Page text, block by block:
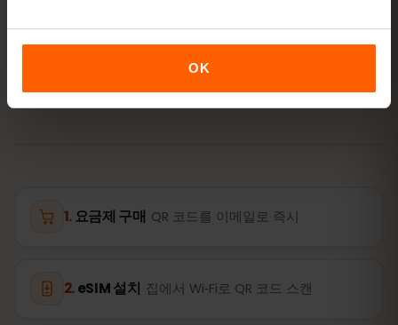
OK
핀란드 eSIM을3단계로 활성화
하기
몇 분이면 준비 완료 — 물리 SIM 카드가 필요 없습니다.
요금제 구매 QR 코드를 이메일로 즉시
eSIM 설치 집에서 Wi‑Fi로 QR 코드 스캔